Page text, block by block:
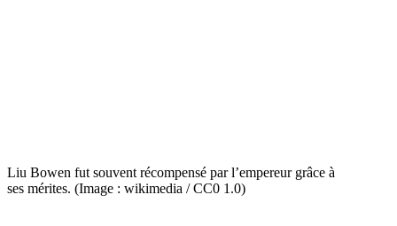
Liu Bowen fut souvent récompensé par l’empereur grâce à
ses mérites. (Image : wikimedia / CC0 1.0)